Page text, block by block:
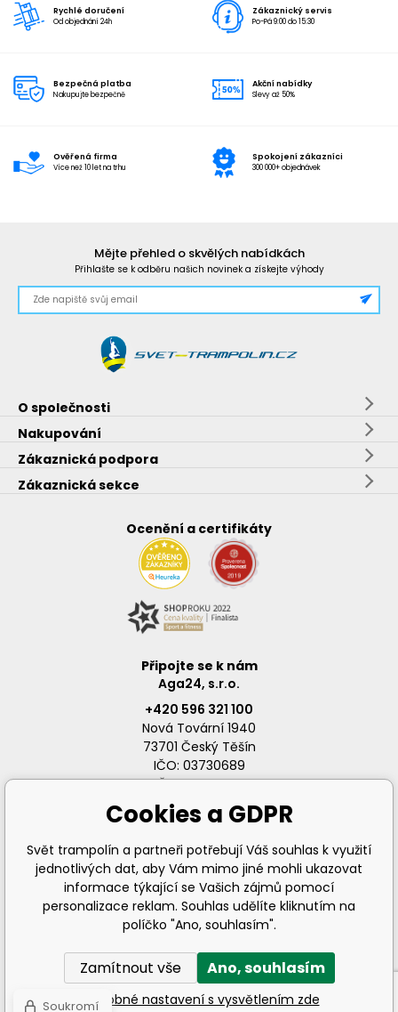
Rychlé doručení
Od objednání 24h
Zákaznický servis
Po-Pá 9:00 do 15:30
Bezpečná platba
Nakupujte bezpečně
Akční nabídky
Slevy až 50%
Ověřená firma
Více než 10 let na trhu
Spokojení zákazníci
300 000+ objednávek
Mějte přehled o skvělých nabídkách
Přihlašte se k odběru našich novinek a získejte výhody
O společnosti
Nakupování
Zákaznická podpora
Zákaznická sekce
Ocenění a certifikáty
Připojte se k nám
Aga24, s.r.o.
+420 596 321 100
Nová Tovární 1940
73701 Český Těšín
IČO: 03730689
DIČ: CZ03730689
info@svet-trampolin.cz
Tvorba a pronájem eshopůBINARGON.cz
Cookies a GDPR
Svět trampolín a partneři potřebují Váš souhlas k využití
jednotlivých dat, aby Vám mimo jiné mohli ukazovat
informace týkající se Vašich zájmů pomocí
personalizace reklam. Souhlas udělíte kliknutím na
políčko "Ano, souhlasím".
Zamítnout vše Ano, souhlasím
Podrobné nastavení s vysvětlením zde
Soukromí